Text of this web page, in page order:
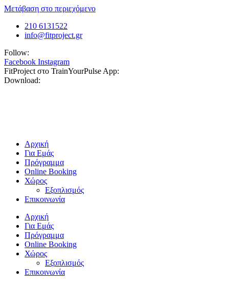
Μετάβαση στο περιεχόμενο
210 6131522
info@fitproject.gr
Follow:
Facebook Instagram
FitProject στο TrainYourPulse App:
Download:
Αρχική
Για Εμάς
Πρόγραμμα
Online Booking
Χώρος
Εξοπλισμός
Επικοινωνία
Αρχική
Για Εμάς
Πρόγραμμα
Online Booking
Χώρος
Εξοπλισμός
Επικοινωνία